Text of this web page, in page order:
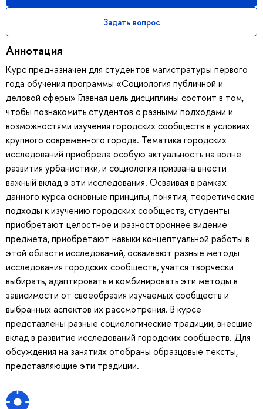
Задать вопрос
Аннотация
Курс предназначен для студентов магистратуры первого
года обучения программы «Социология публичной и
деловой сферы» Главная цель дисциплины состоит в том,
чтобы познакомить студентов с разными подходами и
возможностями изучения городских сообществ в условиях
крупного современного города. Тематика городских
исследований приобрела особую актуальность на волне
развития урбанистики, и социология призвана внести
важный вклад в эти исследования. Осваивая в рамках
данного курса основные принципы, понятия, теоретические
подходы к изучению городских сообществ, студенты
приобретают целостное и разностороннее видение
предмета, приобретают навыки концептуальной работы в
этой области исследований, осваивают разные методы
исследования городских сообществ, учатся творчески
выбирать, адаптировать и комбинировать эти методы в
зависимости от своеобразия изучаемых сообществ и
выбранных аспектов их рассмотрения. В курсе
представлены разные социологические традиции, внесшие
вклад в развитие исследований городских сообществ. Для
обсуждения на занятиях отобраны образцовые тексты,
представляющие эти традиции.